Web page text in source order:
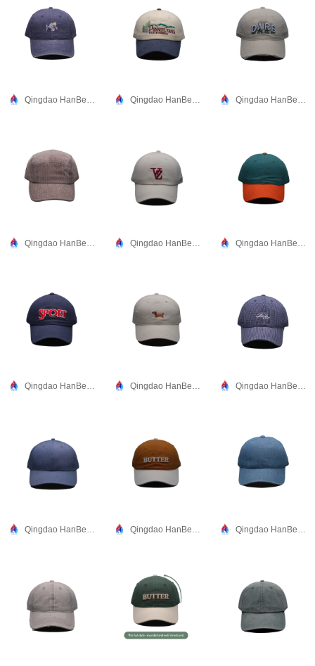
Qingdao HanBee Clothing & Hat Co., Ltd. Qingdao HanBee Clothing & Hat Co., Ltd. Qingdao HanBee Clothing & Hat Co., Ltd.
Qingdao HanBee Clothing & Hat Co., Ltd. Qingdao HanBee Clothing & Hat Co., Ltd. Qingdao HanBee Clothing & Hat Co., Ltd.
Qingdao HanBee Clothing & Hat Co., Ltd. Qingdao HanBee Clothing & Hat Co., Ltd. Qingdao HanBee Clothing & Hat Co., Ltd.
Qingdao HanBee Clothing & Hat Co., Ltd. Qingdao HanBee Clothing & Hat Co., Ltd. Qingdao HanBee Clothing & Hat Co., Ltd.